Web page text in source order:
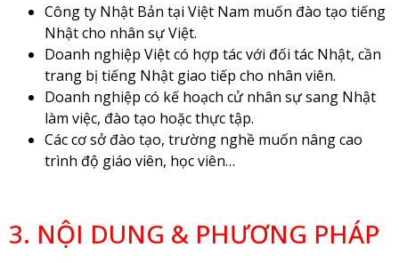
Công ty Nhật Bản tại Việt Nam muốn đào tạo tiếng
Nhật cho nhân sự Việt.
Doanh nghiệp Việt có hợp tác với đối tác Nhật, cần
trang bị tiếng Nhật giao tiếp cho nhân viên.
Doanh nghiệp có kế hoạch cử nhân sự sang Nhật
làm việc, đào tạo hoặc thực tập.
Các cơ sở đào tạo, trường nghề muốn nâng cao
trình độ giáo viên, học viên…
3. NỘI DUNG & PHƯƠNG PHÁP